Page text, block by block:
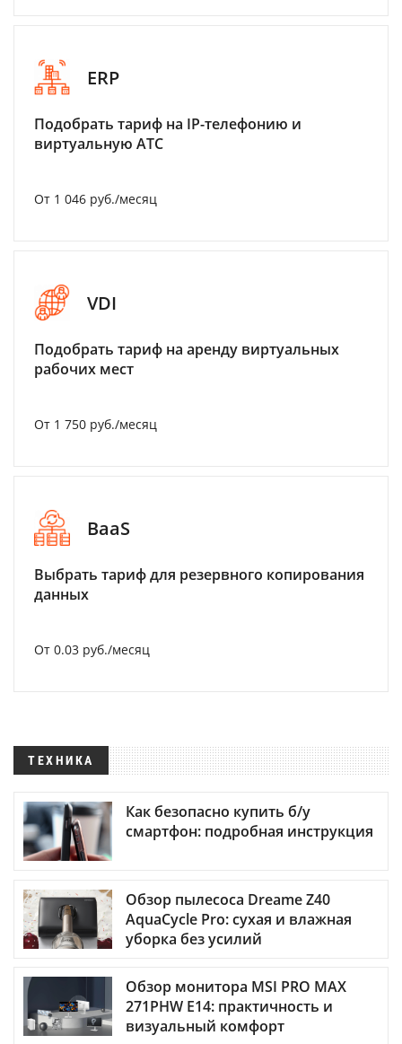
ERP
Подобрать тариф на IP-телефонию и
виртуальную АТС
От 1 046 руб./месяц
VDI
Подобрать тариф на аренду виртуальных
рабочих мест
От 1 750 руб./месяц
BaaS
Выбрать тариф для резервного копирования
данных
От 0.03 руб./месяц
ТЕХНИКА
Как безопасно купить б/у
смартфон: подробная инструкция
Обзор пылесоса Dreame Z40
AquaCycle Pro: сухая и влажная
уборка без усилий
Обзор монитора MSI PRO MAX
271PHW E14: практичность и
визуальный комфорт